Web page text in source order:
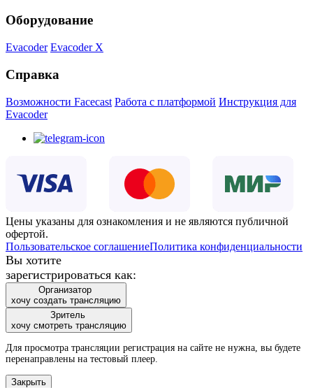
Оборудование
Evacoder Evacoder X
Справка
Возможности Facecast Работа с платформой Инструкция для
Evacoder
Цены указаны для ознакомления и не являются публичной
офертой.
Пользовательское соглашениеПолитика конфиденциальности
Вы хотите
зарегистрироваться как:
Организатор
хочу создать трансляцию
Зритель
хочу смотреть трансляцию
Для просмотра трансляции регистрация на сайте не нужна, вы будете
перенаправлены на тестовый плеер.
Закрыть